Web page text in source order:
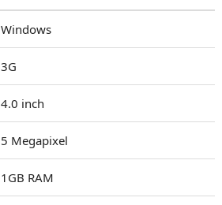
Windows
3G
4.0 inch
5 Megapixel
1GB RAM